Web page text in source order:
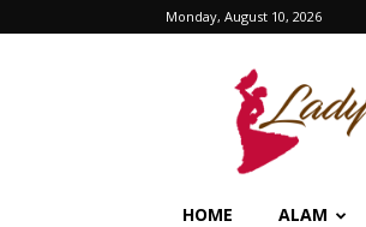
Monday, August 10, 2026
HOME ALAM